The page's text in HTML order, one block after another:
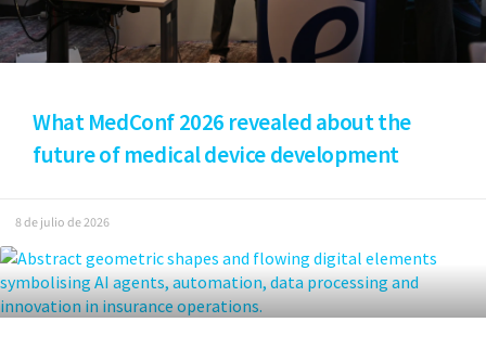
What MedConf 2026 revealed about the
future of medical device development
8 de julio de 2026